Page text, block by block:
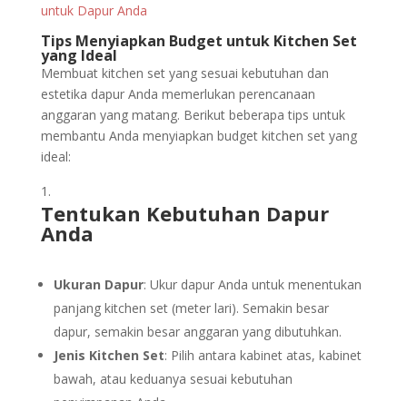
untuk Dapur Anda
Tips Menyiapkan Budget untuk Kitchen Set
yang Ideal
Membuat kitchen set yang sesuai kebutuhan dan
estetika dapur Anda memerlukan perencanaan
anggaran yang matang. Berikut beberapa tips untuk
membantu Anda menyiapkan budget kitchen set yang
ideal:
Tentukan Kebutuhan Dapur
Anda
Ukuran Dapur: Ukur dapur Anda untuk menentukan
panjang kitchen set (meter lari). Semakin besar
dapur, semakin besar anggaran yang dibutuhkan.
Jenis Kitchen Set: Pilih antara kabinet atas, kabinet
bawah, atau keduanya sesuai kebutuhan